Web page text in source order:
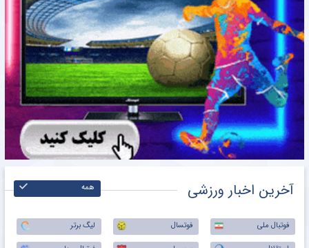
آخرین اخبار ورزشی همه
فوتبال ملی فوتسال
لیگ برتر